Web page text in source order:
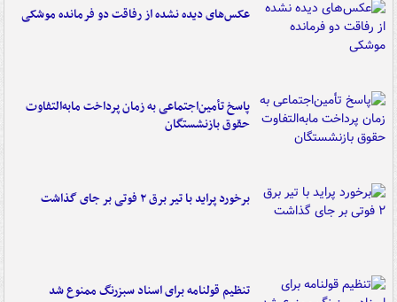
عکس‌های دیده نشده از رفاقت دو فرمانده‌ موشکی
پاسخ تأمین‌اجتماعی به زمان پرداخت مابه‌التفاوت
حقوق بازنشستگان
برخورد پراید با تیر برق ۲ فوتی بر جای گذاشت
تنظیم قولنامه برای اسناد سبزرنگ ممنوع شد